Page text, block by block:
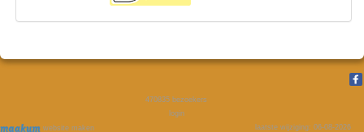
website maken
470835 bezoekers
login
laatste wijziging: 06-08-2026